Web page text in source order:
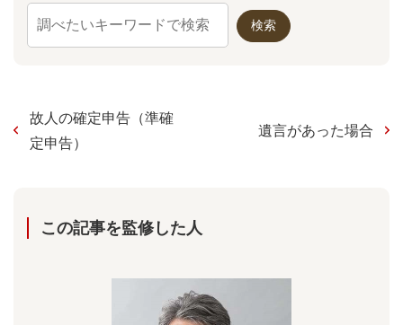
故人の確定申告（準確
定申告）
遺言があった場合
この記事を監修した⼈